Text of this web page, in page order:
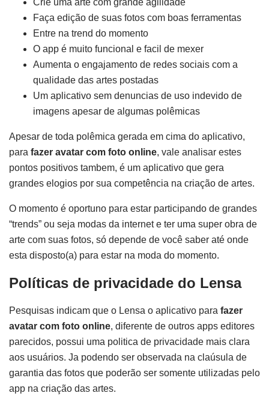
Crie uma arte com grande agilidade
Faça edição de suas fotos com boas ferramentas
Entre na trend do momento
O app é muito funcional e facil de mexer
Aumenta o engajamento de redes sociais com a
qualidade das artes postadas
Um aplicativo sem denuncias de uso indevido de
imagens apesar de algumas polêmicas
Apesar de toda polêmica gerada em cima do aplicativo,
para fazer avatar com foto online, vale analisar estes
pontos positivos tambem, é um aplicativo que gera
grandes elogios por sua competência na criação de artes.
O momento é oportuno para estar participando de grandes
“trends” ou seja modas da internet e ter uma super obra de
arte com suas fotos, só depende de você saber até onde
esta disposto(a) para estar na moda do momento.
Políticas de privacidade do Lensa
Pesquisas indicam que o Lensa o aplicativo para fazer
avatar com foto online, diferente de outros apps editores
parecidos, possui uma politica de privacidade mais clara
aos usuários. Ja podendo ser observada na claúsula de
garantia das fotos que poderão ser somente utilizadas pelo
app na criação das artes.